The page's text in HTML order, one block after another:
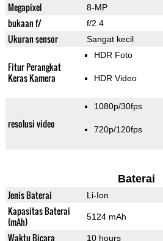
Megapixel 8-MP
bukaan f/ f/2.4
Ukuran sensor Sangat kecil
Fitur Perangkat
Keras Kamera
HDR Foto
HDR Video
resolusi video
1080p/30fps
720p/120fps
Baterai
Jenis Baterai Li-Ion
Kapasitas Baterai
(mAh)
5124 mAh
Waktu Bicara 10 hours